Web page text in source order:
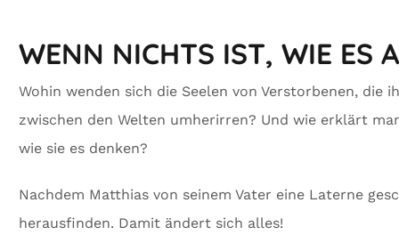
WENN NICHTS IST, WIE ES
Wohin wenden sich die Seelen von Verstorbenen, die
zwischen den Welten umherirren? Und wie erklärt
wie sie es denken?
Nachdem Matthias von seinem Vater eine Laterne
herausfinden. Damit ändert sich alles!